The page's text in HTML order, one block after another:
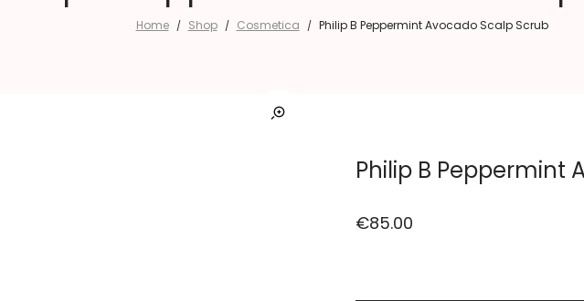
Home / Shop / Cosmetica / Philip B Peppermint Avocado Scalp Scrub
Philip B Peppermint
€85.00